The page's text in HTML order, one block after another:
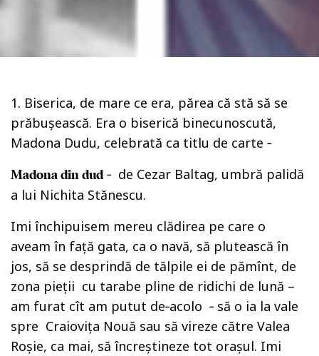
1. Biserica, de mare ce era, părea că stă să se
prăbuşească. Era o biserică binecunoscută,
Madona Dudu, celebrată ca titlu de carte ‑
Madona din dud‑ de Cezar Baltag, umbră palidă
a lui Nichita Stănescu.
Imi închipuisem mereu clădirea pe care o
aveam în faţă gata, ca o navă, să plutească în
jos, să se desprindă de tălpile ei de pămînt, de
zona pieţii cu tarabe pline de ridichi de lună –
am furat cît am putut de‑acolo ‑ să o ia la vale
spre Craioviţa Nouă sau să vireze către Valea
Roşie, ca mai, să încreştineze tot oraşul. Imi